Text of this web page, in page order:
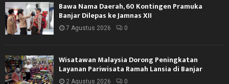
Bawa Nama Daerah, 60 Kontingen Pramuka
Banjar Dilepas ke Jamnas XII
7 Agustus 2026 0
Wisatawan Malaysia Dorong Peningkatan
Layanan Pariwisata Ramah Lansia di Banjar
2 Agustus 2026 0